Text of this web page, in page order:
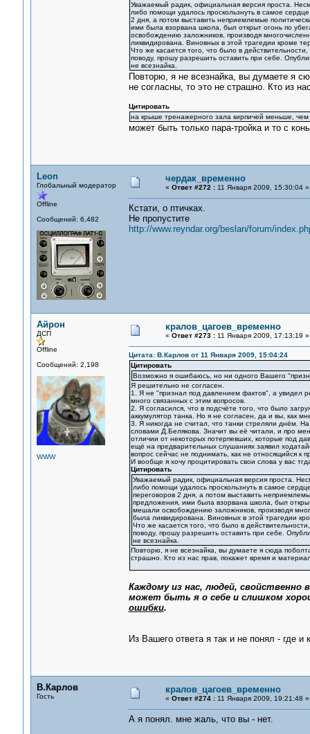
Уважаемый радик, официальная версия проста.
либо помощи удалось проскользнуть в самое
2 дня, а потом выставить неприемлемые
ими была взорвана школа, был открыт огонь по
освобождению заложников, производя
ликвидирована. Виновных в этой трагедии кроме
Что же касается того, что было в
поводу, прошу разрешить оставить при себе.
не всезнайка.
Повторю, я не всезнайка, вы думаете я
не согласны, то это не страшно. Кто из
Цитировать
на крыше тренажерного зала кирпичей меньше, чем
может быть только пара-тройка и то с
Leon
Глобальный модератор
Offline
Сообщений: 6,482
чердак_временно
« Ответ #272 :11 Января 2009, 15:30:04 »
Кстати, о птичках.
Не пропустите
http://www.reyndar.org/beslan/forum/
Айрон
ДСП
Offline
Сообщений: 2,198
WWW
кралов_цагоев_временно
« Ответ #273 :11 Января 2009, 17:13:19 »
Цитата: В.Карлов от 11 Января 2009, 15:04:24
Цитировать
Возможно я ошибаюсь, но ни одного Вашего
Я решительно не согласен.
1. Я не "признал под давлением фактов", а увидел
много связанных с этим вопросов.
2. Я согласился, что в подсчёте того, что было
аккумулятор танка. Но я не согласен, да и вы, как
3. Я никогда не считал, что танки стреляли днём.
словами Д.Белякова. Значит вы её читали, и про
отличии от некоторых потерпевших, которые под
ещё на предварительных слушаниях заявил
вопрос сейчас не поднимать, как не относящийся к
И вообще я хочу процитировать свои слова у вас
Цитировать
Уважаемый радик, официальная версия проста.
либо помощи удалось проскользнуть в самое
переговоров 2 дня, а потом выставить
предложения, ими была взорвана школа, был
мешали освобождению заложников, производя
была ликвидирована. Виновных в этой трагедии
Что же касается того, что было в
поводу, прошу разрешить оставить при себе.
не всезнайка.
Повторю, я не всезнайка, вы думаете я сюда
страшно. Кто из нас прав, покажет время и
Каждому из нас, людей,
может быть я о себе и слишком
ошибки.
Из Вашего ответа я так и не понял - где и
В.Карлов
Гость
кралов_цагоев_временно
« Ответ #274 :11 Января 2009, 19:21:48 »
А я понял. мне жаль, что вы - нет.